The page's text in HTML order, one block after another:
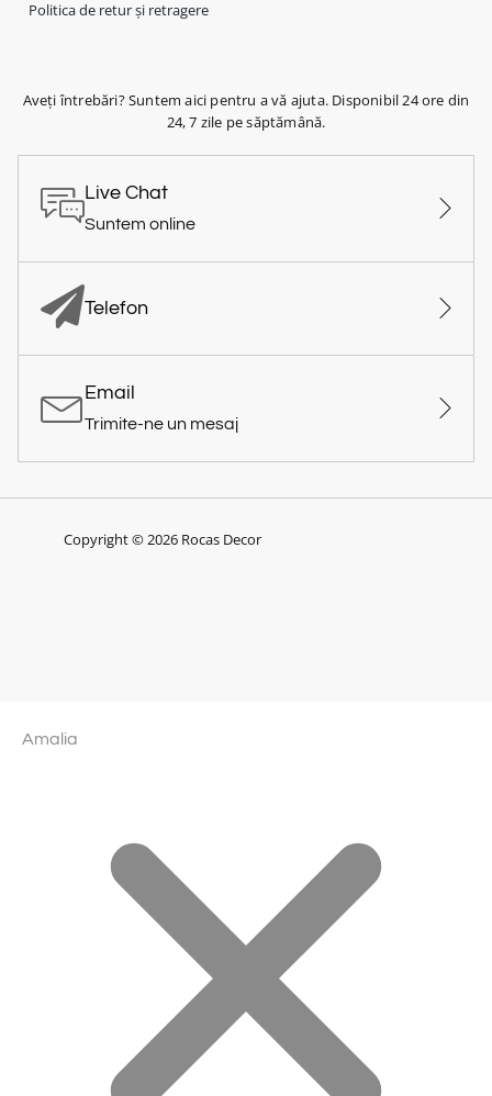
Politica de retur și retragere
Aveți întrebări? Suntem aici pentru a vă ajuta. Disponibil 24 ore din
24, 7 zile pe săptămână.
Live Chat
Suntem online
Telefon
Email
Trimite-ne un mesaj
Copyright © 2026 Rocas Decor
Amalia